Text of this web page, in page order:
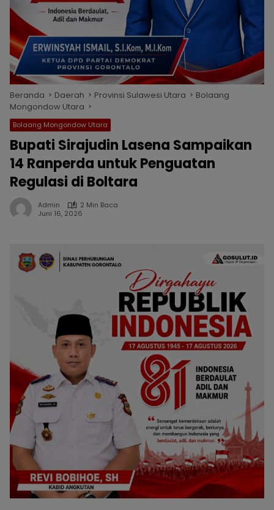
Beranda Daerah Provinsi Sulawesi Utara
Bolaang
Mongondow Utara
Bolaang Mongondow Utara
Bupati Sirajudin Lasena Sampaikan
14 Ranperda untuk Penguatan
Regulasi di Boltara
Admin
2 Min Baca
Juni 16, 2026